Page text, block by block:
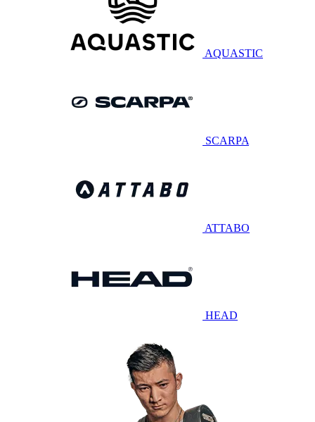
AQUASTIC
SCARPA
ATTABO
HEAD